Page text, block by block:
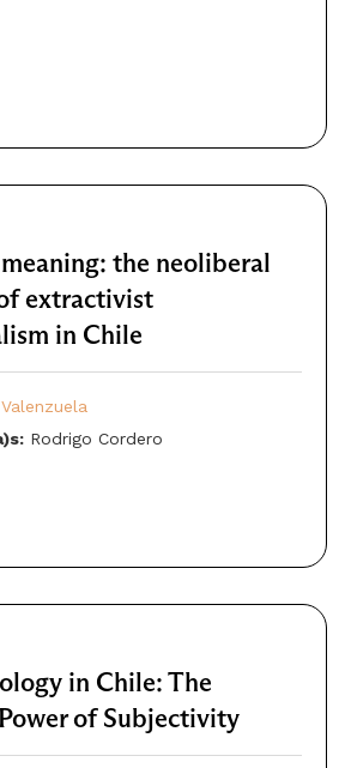
the neoliberal
extractivist
in Chile
Rodrigo Cordero
in Chile: The
of Subjectivity